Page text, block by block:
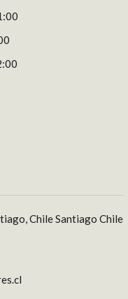
Chile Santiago Chile